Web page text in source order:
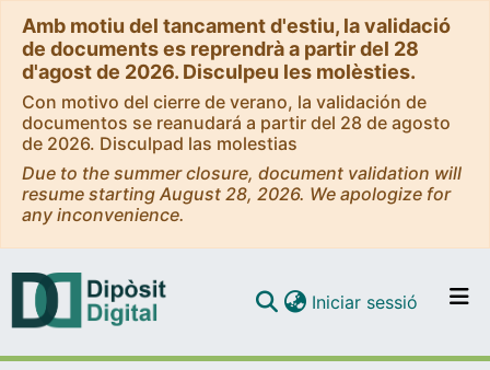
Amb motiu del tancament d'estiu, la validació
de documents es reprendrà a partir del 28
d'agost de 2026. Disculpeu les molèsties.
Con motivo del cierre de verano, la validación de
documentos se reanudará a partir del 28 de agosto
de 2026. Disculpad las molestias
Due to the summer closure, document validation will
resume starting August 28, 2026. We apologize for
any inconvenience.
Iniciar sessió (current)